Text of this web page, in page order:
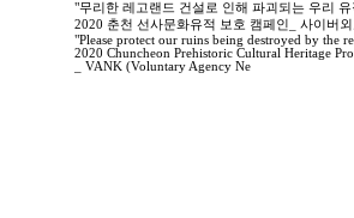
"무리한 레고랜드 건설로 인해 파괴되는 우리
2020 춘천 선사문화유적 보호 캠페인_ 사이버
"Please protect our ruins being destroyed by the
2020 Chuncheon Prehistoric Cultural Heritage
_ VANK (Voluntary Agency Ne